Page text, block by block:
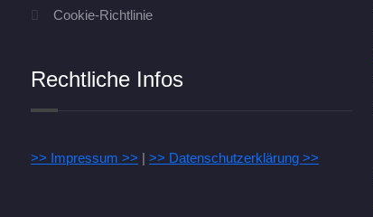
Cookie-Richtlinie
Rechtliche Infos
>> Impressum >> | >> Datenschutzerklärung >>